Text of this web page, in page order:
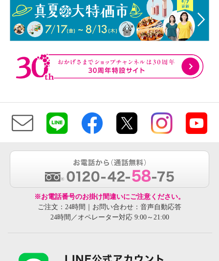
※お電話番号のお掛け間違いにご注意ください。
ご注文：24時間｜お問い合わせ：音声自動応答
24時間／オペレーター対応 9:00～21:00